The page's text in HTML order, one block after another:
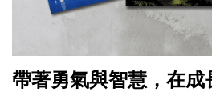
帶著勇氣與智慧，在成